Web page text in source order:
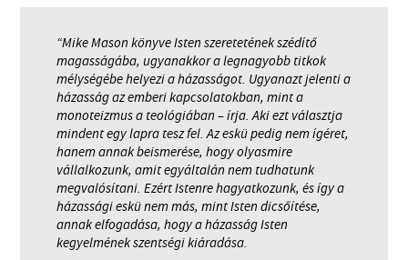
“Mike Mason könyve Isten szeretetének szédítő
magasságába, ugyanakkor a legnagyobb titkok
mélységébe helyezi a házasságot. Ugyanazt jelenti a
házasság az emberi kapcsolatokban, mint a
monoteizmus a teológiában – írja. Aki ezt választja
mindent egy lapra tesz fel. Az eskü pedig nem ígéret,
hanem annak beismerése, hogy olyasmire
vállalkozunk, amit egyáltalán nem tudhatunk
megvalósítani. Ezért Istenre hagyatkozunk, és így a
házassági eskü nem más, mint Isten dicsőítése,
annak elfogadása, hogy a házasság Isten
kegyelmének szentségi kiáradása.